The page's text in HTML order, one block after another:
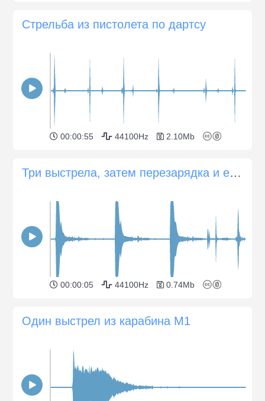
Стрельба из пистолета по дартсу
00:00:55 44100Hz 2.10Mb
Три выстрела, затем перезарядка и ещё четыре выстрела
00:00:05 44100Hz 0.74Mb
Один выстрел из карабина M1